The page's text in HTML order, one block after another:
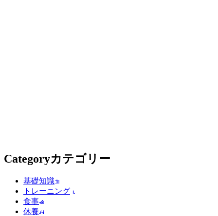
Categoryカテゴリー
基礎知識
トレーニング
食事
休養